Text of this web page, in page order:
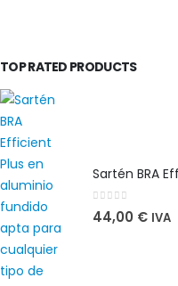
TOP RATED PRODUCTS
0out of 5
44,00 € IVA